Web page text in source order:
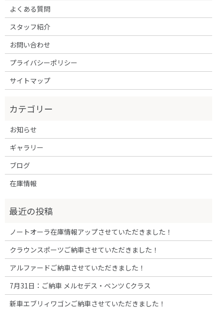
よくある質問
スタッフ紹介
お問い合わせ
プライバシーポリシー
サイトマップ
お知らせ
ギャラリー
ブログ
在庫情報
ノートオーラ在庫情報アップさせていただきました！
クラウンスポーツご納車させていただきました！
アルファードご納車させていただきました！
7月31日：ご納車 メルセデス・ベンツ Cクラス
新車エブリィワゴンご納車させていただきました！